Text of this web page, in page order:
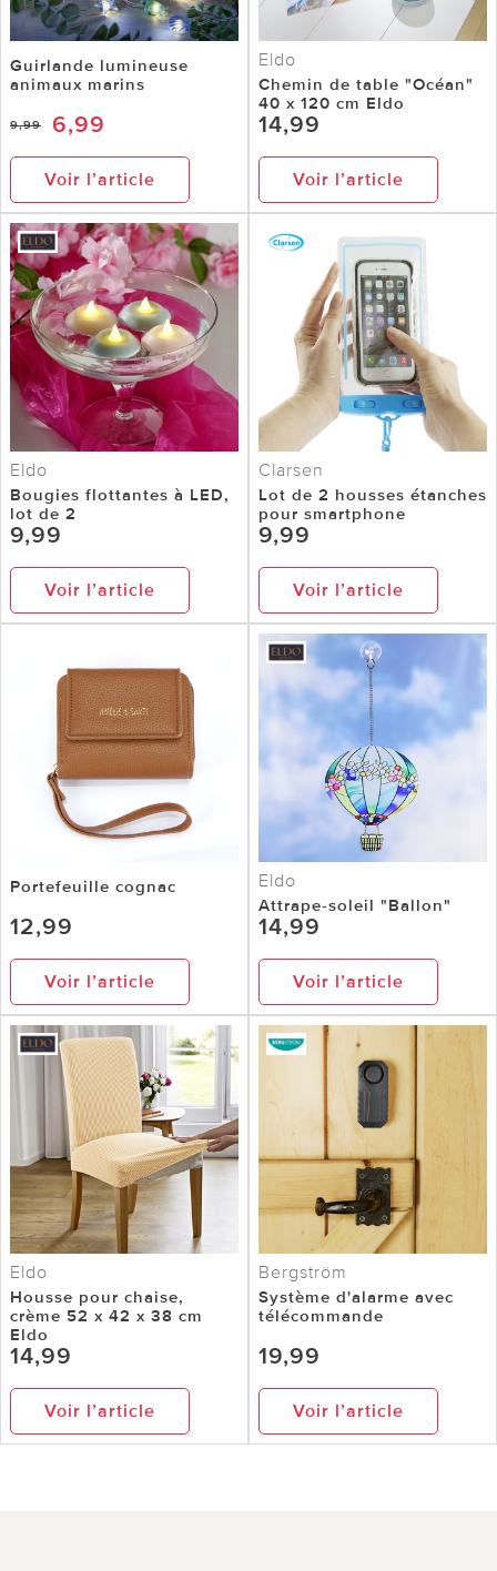
Guirlande lumineuse
animaux marins
9,99 6,99
Voir l’article
Eldo
Chemin de table "Océan"
40 x 120 cm Eldo
14,99
Voir l’article
Eldo
Bougies flottantes à LED,
lot de 2
9,99
Voir l’article
Clarsen
Lot de 2 housses étanches
pour smartphone
9,99
Voir l’article
Portefeuille cognac
12,99
Voir l’article
Eldo
Attrape-soleil "Ballon"
14,99
Voir l’article
Eldo
Housse pour chaise,
crème 52 x 42 x 38 cm
Eldo
14,99
Voir l’article
Bergström
Système d'alarme avec
télécommande
19,99
Voir l’article